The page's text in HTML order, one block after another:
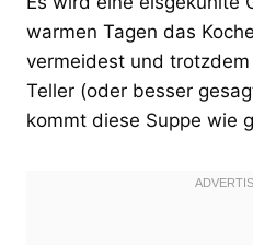
warmen Tagen das
vermeidest und
Teller (oder besser
kommt diese Suppe wie